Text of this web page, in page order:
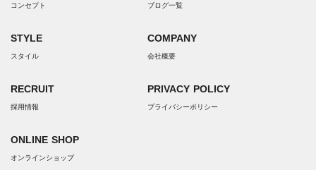
コンセプト
STYLE
スタイル
RECRUIT
採用情報
ONLINE SHOP
オンラインショップ
ブログ一覧
COMPANY
会社概要
PRIVACY POLICY
プライバシーポリシー